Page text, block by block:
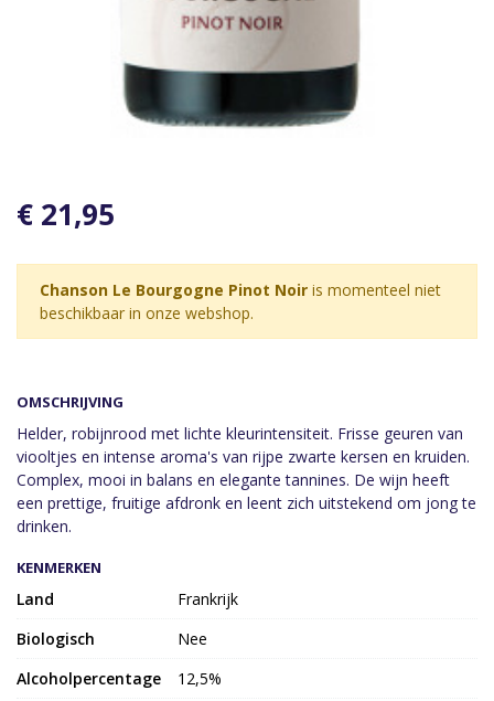
OMSCHRIJVING
Helder, robijnrood met lichte kleurintensiteit. Frisse geuren van
viooltjes en intense aroma's van rijpe zwarte kersen en kruiden.
Complex, mooi in balans en elegante tannines. De wijn heeft
een prettige, fruitige afdronk en leent zich uitstekend om jong te
drinken.
€ 21,95
Chanson Le Bourgogne Pinot Noir is momenteel niet
beschikbaar in onze webshop.
KENMERKEN
Land
Frankrijk
Biologisch
Nee
Alcoholpercentage
12,5%